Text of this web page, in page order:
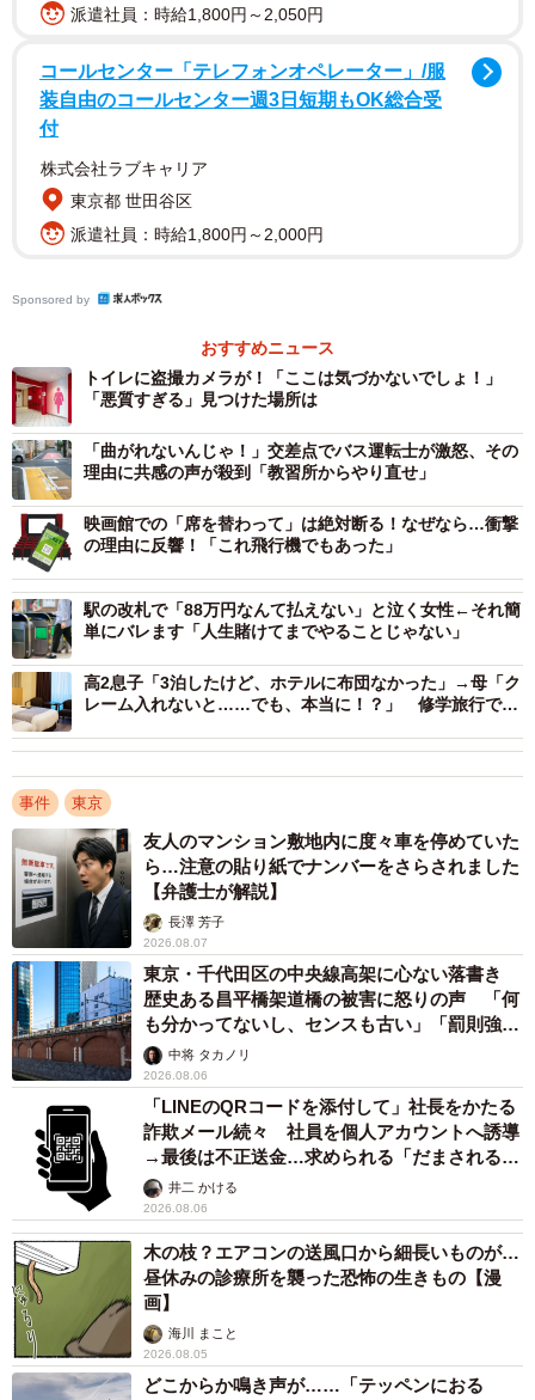
行為を見かけた場合には、警察へ通報してください。な
お、長期間水道を使用されない住戸について、水道局がメ
ータの撤去を無料で行いますので、お客さまセンターにお
知らせください」（東京都水道局）
命に関わる「インフラ」犯罪には厳罰を
「東京都 水道・下水道」の注意喚起に対して、「生活イン
犯罪の刑罰を重くすべきでは？」といった強い憤りの声が
また、「水が出ない時、外に出て水道メータを確認するの
は危険。水道の元栓を閉めて女性を外におびき出して襲う
輩（複数の場合も）もいる。公式の発表通りすぐに水道局
か警察に連絡するべき」というコメントも見受けられた。
派遣社員：時給1,800円～2,050円
コールセンター「テレフォンオペレーター」/服
装自由のコールセンター週3日短期もOK総合受
付
株式会社ラブキャリア
東京都 世田谷区
派遣社員：時給1,800円～2,000円
Sponsored by
おすすめニュース
トイレに盗撮カメラが！「ここは気づかないでしょ！」
「悪質すぎる」見つけた場所は
「曲がれないんじゃ！」交差点でバス運転士が激怒、その
理由に共感の声が殺到「教習所からやり直せ」
映画館での「席を替わって」は絶対断る！なぜなら…衝撃
の理由に反響！「これ飛行機でもあった」
駅の改札で「88万円なんて払えない」と泣く女性←それ簡
単にバレます「人生賭けてまでやることじゃない」
高2息子「3泊したけど、ホテルに布団なかった」→母「ク
レーム入れないと……でも、本当に！？」 修学旅行での
事件 東京
友人のマンション敷地内に度々車を停めていた
ら…注意の貼り紙でナンバーをさらされました
【弁護士が解説】
長澤 芳子
2026.08.07
東京・千代田区の中央線高架に心ない落書き
歴史ある昌平橋架道橋の被害に怒りの声 「何
も分かってないし、センスも古い」「罰則強化
して」中将 タカノリ
2026.08.06
「LINEのQRコードを添付して」社長をかたる
詐欺メール続々 社員を個人アカウントへ誘導
→最後は不正送金…求められる「だまされる前
提」の対策
井二 かける
2026.08.06
木の枝？エアコンの送風口から細長いものが…
昼休みの診療所を襲った恐怖の生きもの【漫
画】
海川 まこと
2026.08.05
どこからか鳴き声が……「テッペンにおる